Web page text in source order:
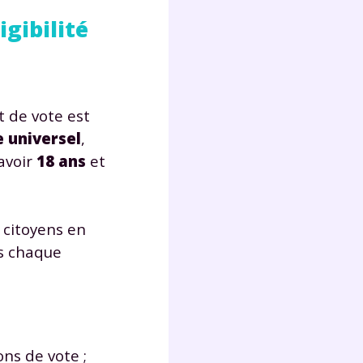
de vote est
universel,
18 ans et
en
chaque
de vote ;